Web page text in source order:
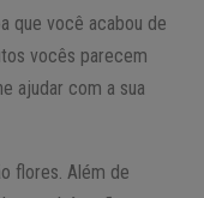
que você acabou de
vocês parecem
ajudar com a sua
flores. Além de